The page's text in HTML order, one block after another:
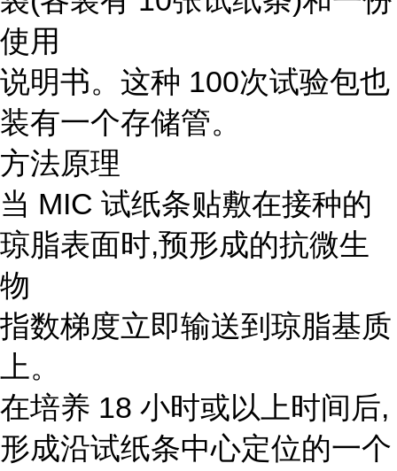
使用
说明书。这种 100次试验包也
装有一个存储管。
方法原理
当 MIC 试纸条贴敷在接种的
琼脂表面时,预形成的抗微生
物
指数梯度立即输送到琼脂基质
上。
在培养 18 小时或以上时间后,
形成沿试纸条中心定位的一个